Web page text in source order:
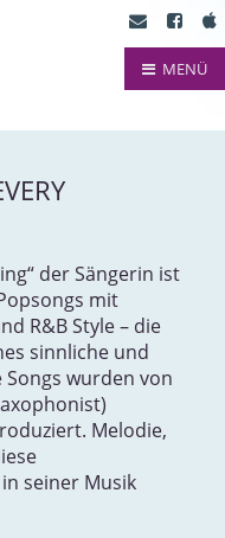
MENÜ
der Sängerin ist
mit
R&B Style – die
sinnliche und
Songs wurden von
Melodie,
seiner Musik